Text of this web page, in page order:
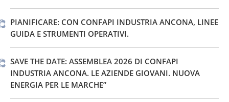
PIANIFICARE: CON CONFAPI INDUSTRIA ANCONA, LINEE
GUIDA E STRUMENTI OPERATIVI.
SAVE THE DATE: ASSEMBLEA 2026 DI CONFAPI
INDUSTRIA ANCONA. LE AZIENDE GIOVANI. NUOVA
ENERGIA PER LE MARCHE”